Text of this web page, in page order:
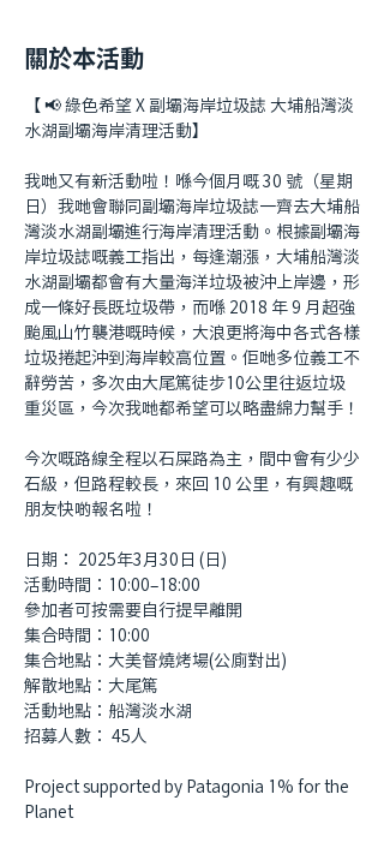
關於本活動
【 📢 綠色希望 X 副壩海岸垃圾誌 大埔船灣淡
水湖副壩海岸清理活動】
我哋又有新活動啦！喺今個月嘅 30 號（星期
日）我哋會聯同副壩海岸垃圾誌一齊去大埔船
灣淡水湖副壩進行海岸清理活動。根據副壩海
岸垃圾誌嘅義工指出，每逢潮漲，大埔船灣淡
水湖副壩都會有大量海洋垃圾被沖上岸邊，形
成一條好長既垃圾帶，而喺 2018 年 9 月超強
颱風山竹襲港嘅時候，大浪更將海中各式各樣
垃圾捲起沖到海岸較高位置。佢哋多位義工不
辭勞苦，多次由大尾篤徒步10公里往返垃圾
重災區，今次我哋都希望可以略盡綿力幫手！
今次嘅路線全程以石屎路為主，間中會有少少
石級，但路程較長，來回 10 公里，有興趣嘅
朋友快啲報名啦！
日期： 2025年3月30日 (日)
活動時間：10:00–18:00
參加者可按需要自行提早離開
集合時間：10:00
集合地點：大美督燒烤場(公廁對出)
解散地點：大尾篤
活動地點：船灣淡水湖
招募人數： 45人
Project supported by Patagonia 1% for the
Planet